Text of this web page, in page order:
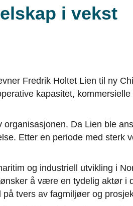
i vekst
Fredrik Holtet Lien til ny
kapasitet,
Da Lien ble
Etter en periode med sterk
og industriell utvikling i
å være en tydelig aktør i
tvers av fagmiljøer og